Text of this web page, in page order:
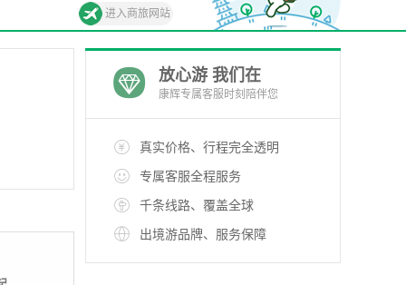
进入商旅网站
放心游 我们在
康辉专属客服时刻陪伴您
真实价格、行程完全透明
专属客服全程服务
千条线路、覆盖全球
出境游品牌、服务保障